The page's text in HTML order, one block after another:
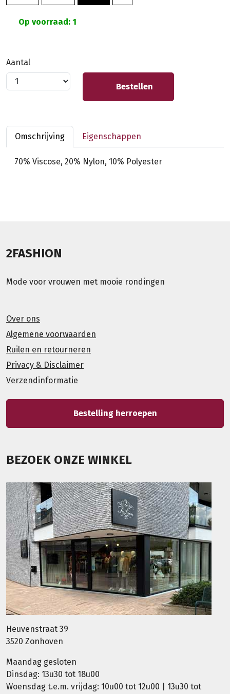
Op voorraad: 1
Aantal
Bestellen
Omschrijving Eigenschappen
70% Viscose, 20% Nylon, 10% Polyester
2FASHION
Mode voor vrouwen met mooie rondingen
Over ons
Algemene voorwaarden
Ruilen en retourneren
Privacy & Disclaimer
Verzendinformatie
Bestelling herroepen
BEZOEK ONZE WINKEL
Heuvenstraat 39
3520 Zonhoven
Maandag gesloten
Dinsdag: 13u30 tot 18u00
Woensdag t.e.m. vrijdag: 10u00 tot 12u00 | 13u30 tot